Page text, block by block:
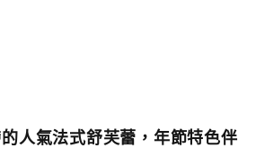
人氣法式舒芙蕾，年節特色伴